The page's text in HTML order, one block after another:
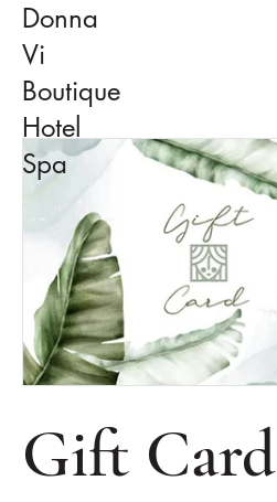
Donna
Vi
Boutique
Hotel
Spa
Gift Card